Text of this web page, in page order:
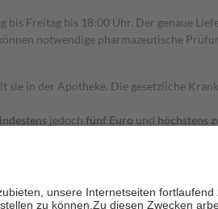
Freitag bis 18:00 Uhr. Der genaue
notwendige pharmazeutische
in der Apotheke. Die gesetzliche
jedoch fünf Euro und höchstens
Stellung der Familie zu unterstützen, fallen